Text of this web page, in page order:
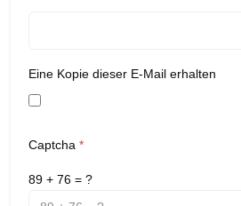
Eine Kopie dieser E-Mail erhalten
Captcha *
89 + 76 = ?